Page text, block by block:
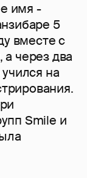
имя -
5
вместе с
через два
на
Smile и